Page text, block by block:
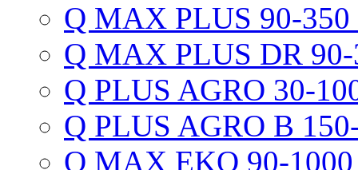
Q MAX PLUS 90-350
Q MAX PLUS DR
Q PLUS AGRO 30-
Q PLUS AGRO B
Q MAX EKO 90-1000